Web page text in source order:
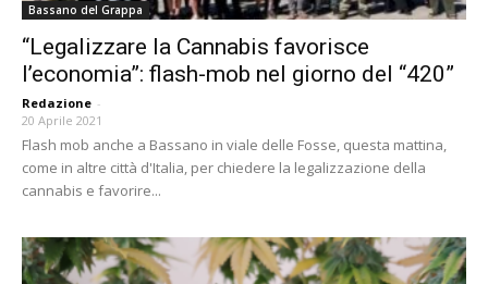
Bassano del Grappa
“Legalizzare la Cannabis favorisce
l’economia”: flash-mob nel giorno del “420”
Redazione -
20 Aprile 2021
Flash mob anche a Bassano in viale delle Fosse, questa mattina,
come in altre città d'Italia, per chiedere la legalizzazione della
cannabis e favorire...